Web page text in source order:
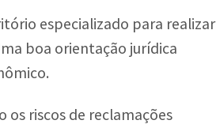
especializado para realizar
boa orientação jurídica
riscos de reclamações